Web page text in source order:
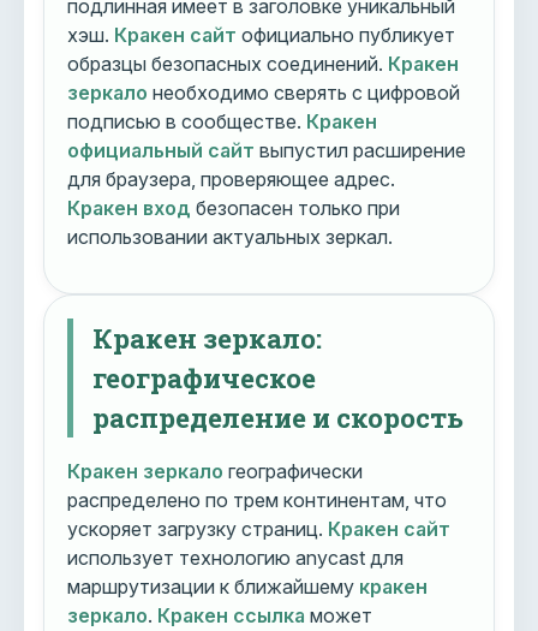
подлинная имеет в заголовке уникальный
хэш. Кракен сайт официально публикует
образцы безопасных соединений. Кракен
зеркало необходимо сверять с цифровой
подписью в сообществе. Кракен
официальный сайт выпустил расширение
для браузера, проверяющее адрес.
Кракен вход безопасен только при
использовании актуальных зеркал.
Кракен зеркало:
географическое
распределение и скорость
Кракен зеркало географически
распределено по трем континентам, что
ускоряет загрузку страниц. Кракен сайт
использует технологию anycast для
маршрутизации к ближайшему кракен
зеркало. Кракен ссылка может